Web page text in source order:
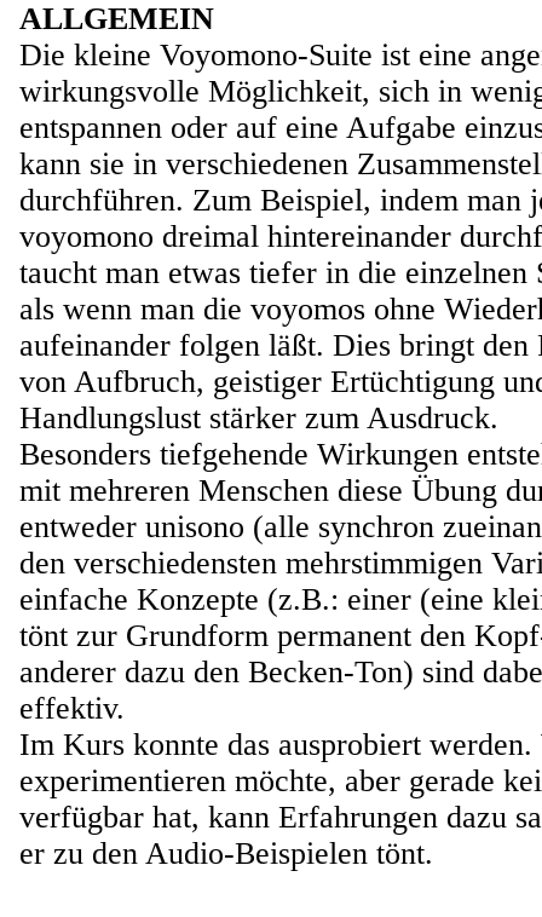
ALLGEMEIN
Die kleine Voyomono-Suite ist eine
wirkungsvolle Möglichkeit, sich in
entspannen oder auf eine Aufgabe
kann sie in verschiedenen
durchführen. Zum Beispiel, indem man
voyomono dreimal hintereinander
taucht man etwas tiefer in die einzelnen
als wenn man die voyomos ohne
aufeinander folgen läßt. Dies bringt den
von Aufbruch, geistiger Ertüchtigung
Handlungslust stärker zum Ausdruck.
Besonders tiefgehende Wirkungen
mit mehreren Menschen diese Übung
entweder unisono (alle synchron
den verschiedensten mehrstimmigen
einfache Konzepte (z.B.: einer (eine
tönt zur Grundform permanent den
anderer dazu den Becken-Ton) sind
effektiv.
Im Kurs konnte das ausprobiert
experimentieren möchte, aber gerade
verfügbar hat, kann Erfahrungen dazu
er zu den Audio-Beispielen tönt.